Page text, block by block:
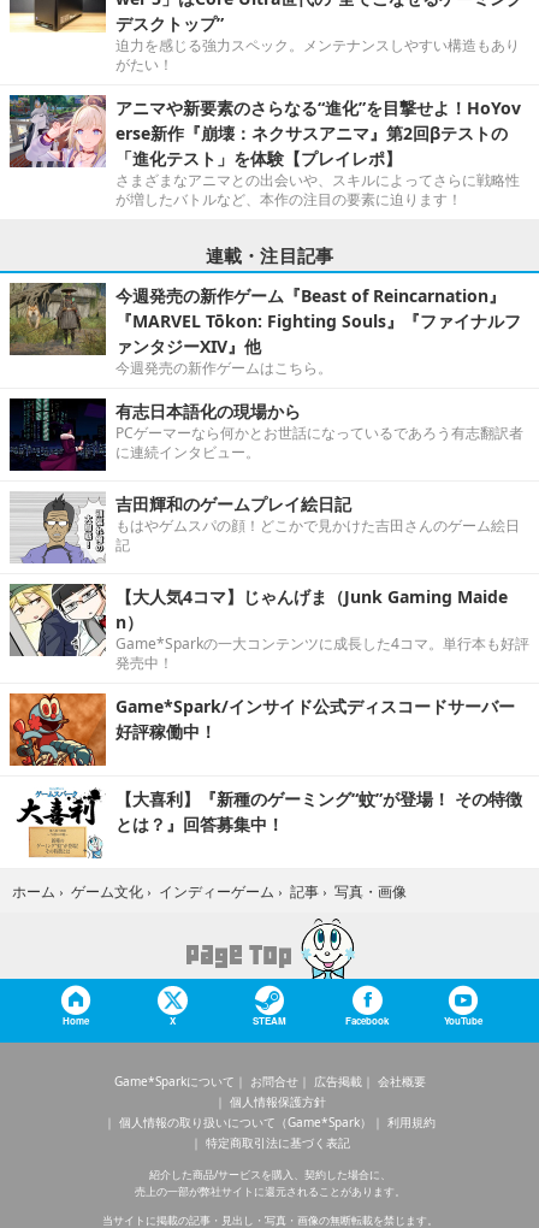
デスクトップ”
迫力を感じる強力スペック。メンテナンスしやすい構造もあり
がたい！
アニマや新要素のさらなる“進化”を目撃せよ！HoYov
erse新作『崩壊：ネクサスアニマ』第2回βテストの
「進化テスト」を体験【プレイレポ】
さまざまなアニマとの出会いや、スキルによってさらに戦略性
が増したバトルなど、本作の注目の要素に迫ります！
連載・注目記事
今週発売の新作ゲーム『Beast of Reincarnation』
『MARVEL Tōkon: Fighting Souls』『ファイナルフ
ァンタジーXIV』他
今週発売の新作ゲームはこちら。
有志日本語化の現場から
PCゲーマーなら何かとお世話になっているであろう有志翻訳者
に連続インタビュー。
吉田輝和のゲームプレイ絵日記
もはやゲムスパの顔！どこかで見かけた吉田さんのゲーム絵日
記
【大人気4コマ】じゃんげま（Junk Gaming Maide
n）
Game*Sparkの一大コンテンツに成長した4コマ。単行本も好評
発売中！
Game*Spark/インサイド公式ディスコードサーバー
好評稼働中！
【大喜利】『新種のゲーミング“蚊”が登場！ その特徴
とは？』回答募集中！
ホーム › ゲーム文化 › インディーゲーム › 記事 › 写真・画像
Home X STEAM Facebook YouTube
Game*Sparkについて お問合せ 広告掲載
会社概要
個人情報保護方針
個人情報の取り扱いについて（Game*Spark）
利用規約
特定商取引法に基づく表記
紹介した商品/サービスを購入、契約した場合に、
売上の一部が弊社サイトに還元されることがあります。
当サイトに掲載の記事・見出し・写真・画像の無断転載を禁じます。